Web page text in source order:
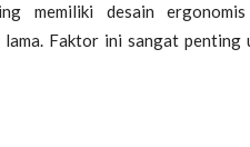
memiliki desain
Faktor ini sangat penting